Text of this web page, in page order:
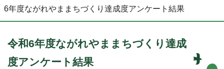
6年度ながれやままちづくり達成度アンケート結果
令和6年度ながれやままちづくり達成
度アンケート結果